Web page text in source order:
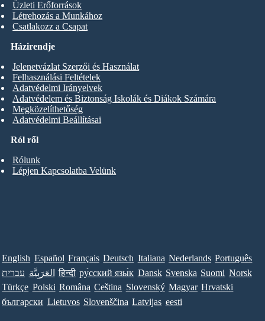
Üzleti Erőforrások
Létrehozás a Munkához
Csatlakozz a Csapat
Ról ről
Rólunk
Lépjen Kapcsolatba Velünk
Házirendje
Jelenetvázlat Szerzői és Használat
Felhasználási Feltételek
Adatvédelmi Irányelvek
Adatvédelem és Biztonság Iskolák és Diákok Számára
Megközelíthetőség
Adatvédelmi Beállításai
English Español Français Deutsch Italiana Nederlands Português
עברית العَرَبِيَّة हिन्दी ру́сский язы́к Dansk Svenska Suomi Norsk
Türkçe Polski Româna Ceština Slovenský Magyar Hrvatski
български Lietuvos Slovenščina Latvijas eesti